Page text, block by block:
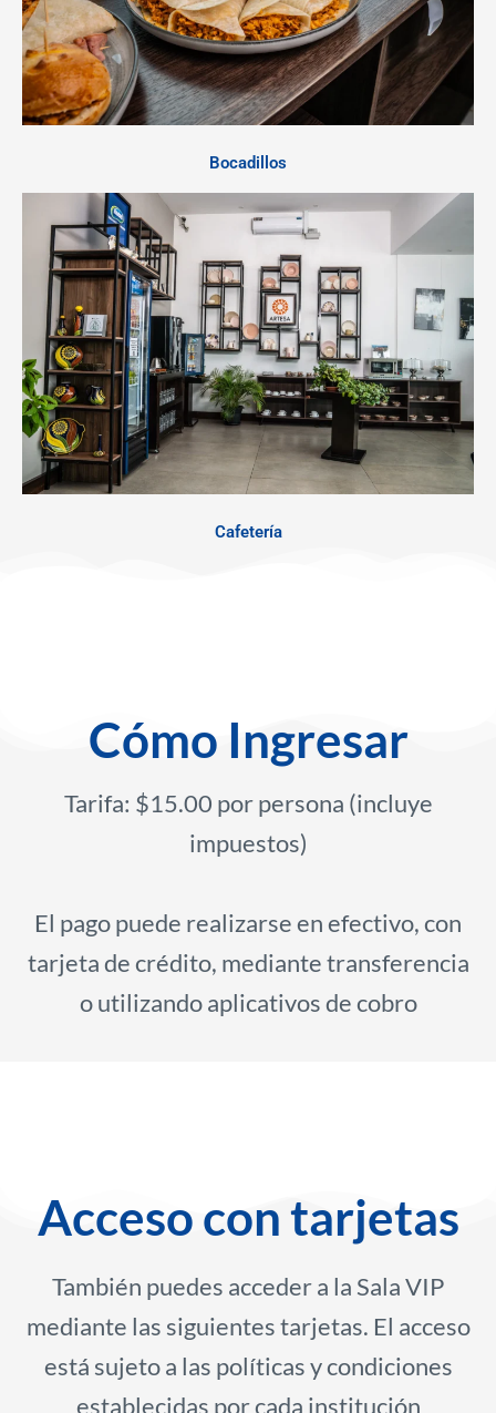
Bocadillos
Cafetería
Cómo Ingresar
Tarifa: $15.00 por persona (incluye
impuestos)
El pago puede realizarse en efectivo, con
tarjeta de crédito, mediante transferencia
o utilizando aplicativos de cobro
Acceso con tarjetas
También puedes acceder a la Sala VIP
mediante las siguientes tarjetas. El acceso
está sujeto a las políticas y condiciones
establecidas por cada institución